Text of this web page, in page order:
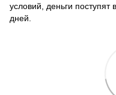
условий, деньги поступят
дней.